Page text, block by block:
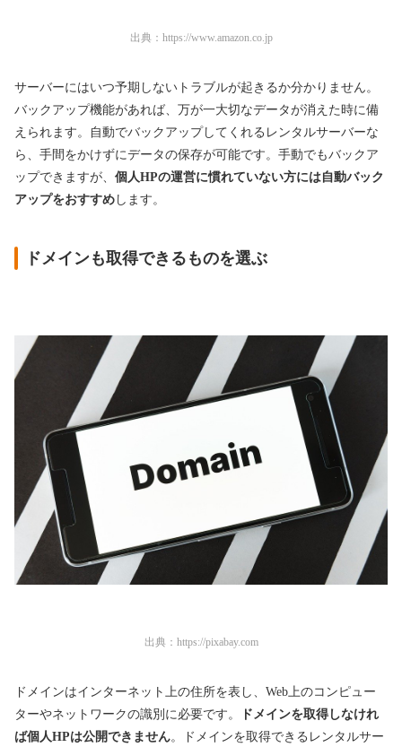
出典： https://www.amazon.co.jp
サーバーにはいつ予期しないトラブルが起きるか分かりません。
バックアップ機能があれば、万が一大切なデータが消えた時に備
えられます。自動でバックアップしてくれるレンタルサーバーな
ら、手間をかけずにデータの保存が可能です。手動でもバックア
ップできますが、 個人HPの運営に慣れていない方には自動バック
アップをおすすめ します。
ドメインも取得できるものを選ぶ
出典： https://pixabay.com
ドメインはインターネット上の住所を表し、Web上のコンピュー
ターやネットワークの識別に必要です。
ドメインを取得しなけれ
ば個人HPは公開できません。ドメインを取得できるレンタルサー